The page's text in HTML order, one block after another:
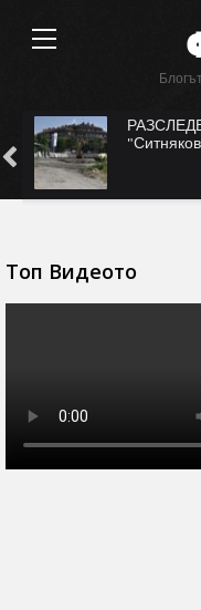
на олигарси на
Топ Видеото